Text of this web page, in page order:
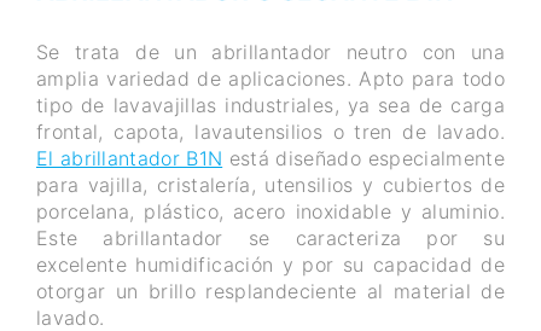
Se trata de un abrillantador neutro con una
amplia variedad de aplicaciones. Apto para todo
tipo de lavavajillas industriales, ya sea de carga
frontal, capota, lavautensilios o tren de lavado.
El abrillantador B1N está diseñado especialmente
para vajilla, cristalería, utensilios y cubiertos de
porcelana, plástico, acero inoxidable y aluminio.
Este abrillantador se caracteriza por su
excelente humidificación y por su capacidad de
otorgar un brillo resplandeciente al material de
lavado.